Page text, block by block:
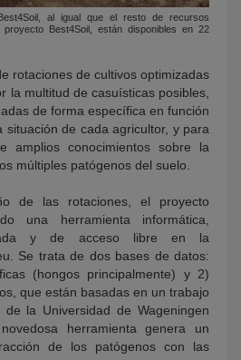
al igual que el resto de recursos
Best4Soil, están disponibles en 22
rotaciones de cultivos optimizadas
la multitud de casuísticas posibles,
de forma específica en función
situación de cada agricultor, y para
amplios conocimientos sobre la
múltiples patógenos del suelo.
de las rotaciones, el proyecto
una herramienta informática,
y de acceso libre en la
Se trata de dos bases de datos:
(hongos principalmente) y 2)
que están basadas en un trabajo
la Universidad de Wageningen
herramienta genera un
de los patógenos con las